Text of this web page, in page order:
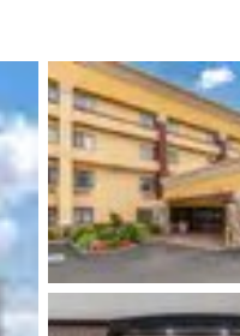
España
Español
France
English
English